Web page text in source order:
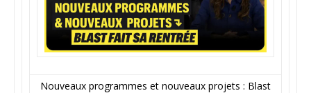
Nouveaux programmes et nouveaux projets : Blast